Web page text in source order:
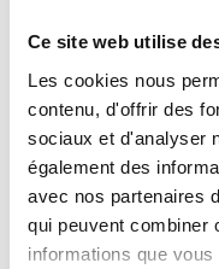
Ce site web utilise
Les cookies nous
contenu, d'offrir des
sociaux et d'analyser
également des
avec nos partenaires
qui peuvent combiner
informations que
temps, de petites
apparues entre
test et
à cette
l’ensemble des
afin de rendre
prévisible que